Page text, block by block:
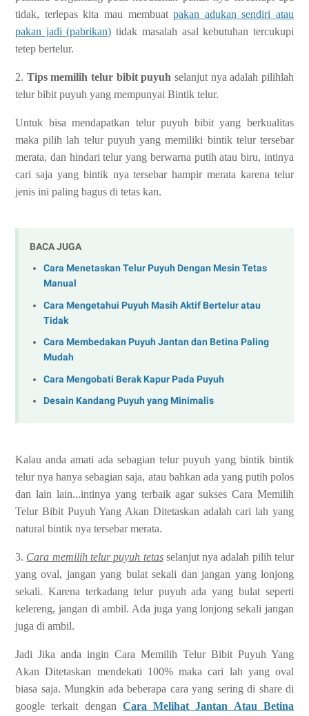
tidak, terlepas kita mau membuatpakan adukan sendiri atau
pakan jadi (pabrikan) tidak masalah asal kebutuhan tercukupi
tetep bertelur.
2. Tips memilih telur bibit puyuh selanjut nya adalah pilihlah
telur bibit puyuh yang mempunyai Bintik telur.
Untuk bisa mendapatkan telur puyuh bibit yang berkualitas
maka pilih lah telur puyuh yang memiliki bintik telur tersebar
merata, dan hindari telur yang berwarna putih atau biru, intinya
cari saja yang bintik nya tersebar hampir merata karena telur
jenis ini paling bagus di tetas kan.
BACA JUGA
Cara Menetaskan Telur Puyuh Dengan Mesin Tetas
Manual
Cara Mengetahui Puyuh Masih Aktif Bertelur atau
Tidak
Cara Membedakan Puyuh Jantan dan Betina Paling
Mudah
Cara Mengobati Berak Kapur Pada Puyuh
Desain Kandang Puyuh yang Minimalis
Kalau anda amati ada sebagian telur puyuh yang bintik bintik
telur nya hanya sebagian saja, atau bahkan ada yang putih polos
dan lain lain...intinya yang terbaik agar sukses Cara Memilih
Telur Bibit Puyuh Yang Akan Ditetaskan adalah cari lah yang
natural bintik nya tersebar merata.
3. Cara memilih telur puyuh tetasselanjut nya adalah pilih telur
yang oval, jangan yang bulat sekali dan jangan yang lonjong
sekali. Karena terkadang telur puyuh ada yang bulat seperti
kelereng, jangan di ambil. Ada juga yang lonjong sekali jangan
juga di ambil.
Jadi Jika anda ingin Cara Memilih Telur Bibit Puyuh Yang
Akan Ditetaskan mendekati 100% maka cari lah yang oval
biasa saja. Mungkin ada beberapa cara yang sering di share di
google terkait dengan Cara Melihat Jantan Atau Betina